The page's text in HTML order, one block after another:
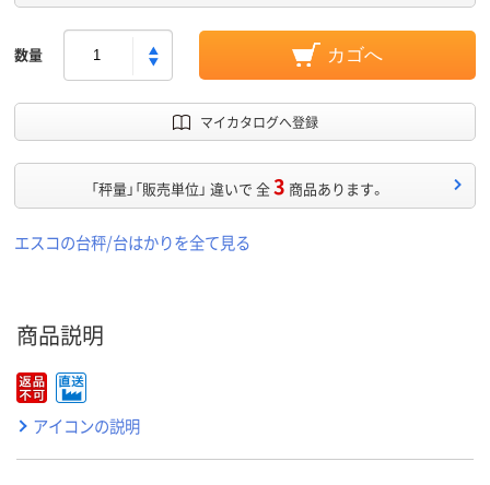
数量 カゴへ
マイカタログへ登録
「秤量」「販売単位」 違いで 全3 商品あります。
エスコの台秤/台はかりを全て見る
商品説明
アイコンの説明